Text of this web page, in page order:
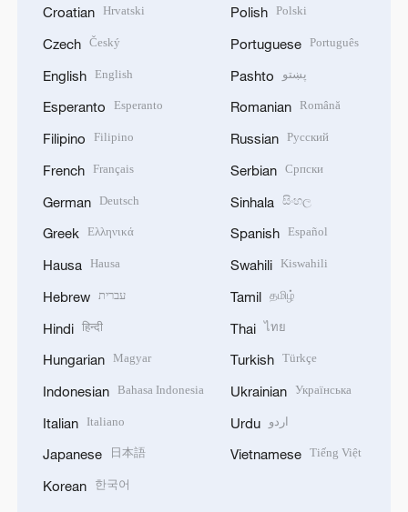
Croatian Hrvatski
Czech Český
English English
Esperanto Esperanto
Filipino Filipino
French Français
German Deutsch
Greek Ελληνικά
Hausa Hausa
Hebrew עברית
Hindi हिन्दी
Hungarian Magyar
Indonesian Bahasa Indonesia
Italian Italiano
Japanese 日本語
Korean 한국어
Polish Polski
Portuguese Português
Pashto پښتو
Romanian Română
Russian Русский
Serbian Српски
Sinhala සිංහල
Spanish Español
Swahili Kiswahili
Tamil தமிழ்
Thai ไทย
Turkish Türkçe
Ukrainian Українська
Urdu اردو
Vietnamese Tiếng Việt